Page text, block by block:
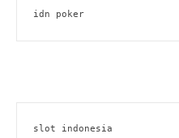
idn poker
slot indonesia